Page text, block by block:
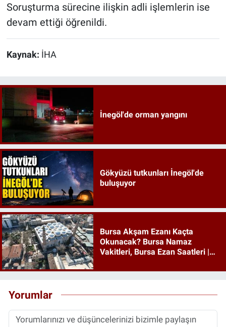
Soruşturma sürecine ilişkin adli işlemlerin ise
devam ettiği öğrenildi.
Kaynak: İHA
İnegöl'de orman yangını
Gökyüzü tutkunları İnegöl'de
buluşuyor
Bursa Akşam Ezanı Kaçta
Okunacak? Bursa Namaz
Vakitleri, Bursa Ezan Saatleri |
Yorumlar